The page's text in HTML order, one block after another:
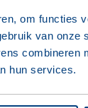
om functies
van onze
combineren
hun services.